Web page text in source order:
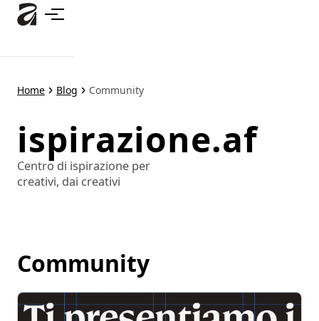
Passa
principale
Home Blog Community
ispirazione.af
Centro di ispirazione per
creativi, dai creativi
Community